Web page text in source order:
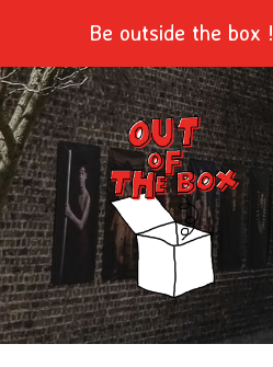
contenu
Be outside the box !